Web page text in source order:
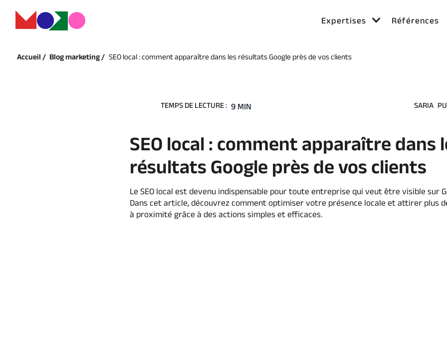
Expertises Références
Accueil / Blog marketing / SEO local : comment apparaître dans les résultats Google près de vos clients
TEMPS DE LECTURE : 9 MIN SARIA
SEO local : comment apparaître dans
résultats Google près de vos clients
Le SEO local est devenu indispensable pour toute entreprise qui veut être visible sur
Dans cet article, découvrez comment optimiser votre présence locale et attirer plus
à proximité grâce à des actions simples et efficaces.